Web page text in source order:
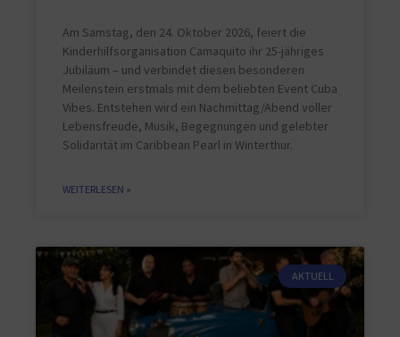
Am Samstag, den 24. Oktober 2026, feiert die
Kinderhilfsorganisation Camaquito ihr 25-jähriges
Jubiläum – und verbindet diesen besonderen
Meilenstein erstmals mit dem beliebten Event Cuba
Vibes. Entstehen wird ein Nachmittag/Abend voller
Lebensfreude, Musik, Begegnungen und gelebter
Solidarität im Caribbean Pearl in Winterthur.
WEITERLESEN »
AKTUELL